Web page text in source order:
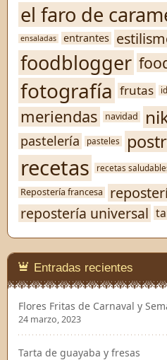
el faro de
ensaladas entrantes
foodblogger
fotografía frutas
meriendas navidad
pastelería pasteles
recetas recetas
Repostería francesa
repostería universal
Entradas recientes
Flores Fritas de Carnaval y
24 marzo, 2023
Tarta de guayaba y fresas